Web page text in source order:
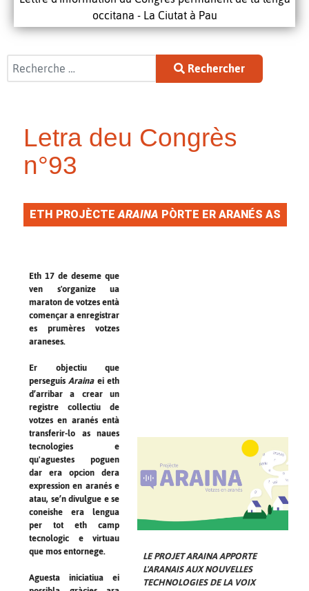
occitana - La Ciutat à Pau
Rechercher
Rechercher
Letra deu Congrès
n°93
ETH PROJÈCTEARAINA PÒRTE ER ARANÉS AS
Eth 17 de deseme que
ven s'organize ua
maraton de votzes entà
començar a enregistrar
es prumères votzes
araneses.
Er objectiu que
perseguísArainaei eth
d’arribar a crear un
registre collectiu de
votzes en aranés entà
transferir-lo as naues
tecnologies e
qu'aguestes poguen
dar era opcion dera
expression en aranés e
atau, se’n divulgue e se
coneishe era lengua
per tot eth camp
tecnologic e virtuau
que mos entornege.
Aguesta iniciatiua ei
LE PROJETARAINA APPORTE
L'ARANAIS AUX NOUVELLES
TECHNOLOGIES DE LA VOIX